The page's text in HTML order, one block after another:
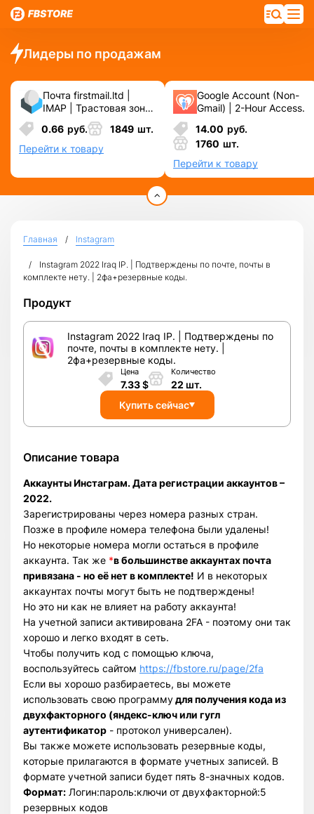
Лидеры по продажам
Почта firstmail.ltd |
IMAP | Трастовая зона
.COM ❗️ Новые, Чистые
❗️ С реальными
логинами | ☑️
Специально для ФБ/
0.66 руб. 1849 шт.
Перейти к товару
Google Account (Non-
Gmail) | 2-Hour Access.
14.00 руб.
1760 шт.
Перейти к товару
Главная Instagram
Instagram 2022 Iraq IP. | Подтверждены по почте, почты в
комплекте нету. | 2фа+резервные коды.
Продукт
Instagram 2022 Iraq IP. | Подтверждены по
почте, почты в комплекте нету. |
2фа+резервные коды.
Цена
7.33$
Количество
22 шт.
Купить сейчас
Описание товара
Аккаунты Инстаграм. Дата регистрации аккаунтов –
2022.
Зарегистрированы через номера разных стран.
Позже в профиле номера телефона были удалены!
Но некоторые номера могли остаться в профиле
аккаунта. Так же *в большинстве аккаунтах почта
привязана - но её нет в комплекте! И в некоторых
аккаунтах почты могут быть не подтверждены!
Но это ни как не влияет на работу аккаунта!
На учетной записи активирована 2FA - поэтому они так
хорошо и легко входят в сеть.
Чтобы получить код с помощью ключа,
воспользуйтесь сайтом https://fbstore.ru/page/2fa
Если вы хорошо разбираетесь, вы можете
использовать свою программудля получения кода из
двухфакторного (яндекс-ключ или гугл
аутентификатор - протокол универсален).
Вы также можете использовать резервные коды,
которые прилагаются в формате учетных записей. В
формате учетной записи будет пять 8-значных кодов.
Формат: Логин:пароль:ключи от двухфакторной:5
резервных кодов